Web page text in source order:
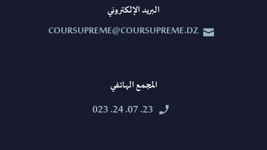
البريد الإلكتروني


COURSUPREME@COURSUPREME.DZ
المجمع الهاتفي


23. 07. 24. 023